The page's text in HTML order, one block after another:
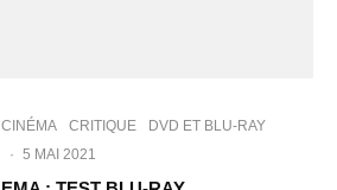
CINÉMA CRITIQUE
DVD ET BLU-RAY
· 5 MAI 2021